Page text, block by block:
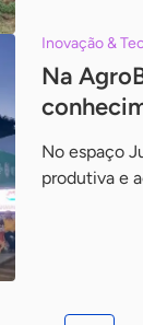
Inovação &
Na
No espaço
produtiva e